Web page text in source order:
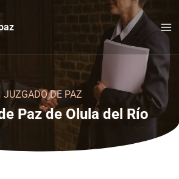
JUZGADO DE PAZ
Paz de Olula del Río